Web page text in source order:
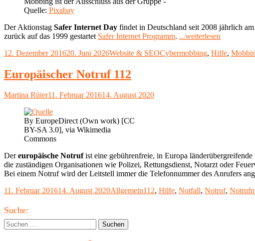
Quelle: Pixabay
Der Aktionstag Safer Internet Day findet in Deutschland seit 2008 jährlich
zurück auf das 1999 gestartet Safer Internet Programm. ...weiterlesen
–
Veröffentlicht
12. Dezember 201620. Juni 2026Kategorien
Website & SEOSchlagwörter
Cybermobbing, Hilfe,
Europäischer Notruf 112
Autor
Martina RüterVeröffentlicht
11. Februar 201614. August 2020
By EuropeDirect (Own work) [CC
BY-SA 3.0], via Wikimedia
Commons
Dereuropäische Notrufist eine gebührenfreie, in Europa
die zuständigen Organisationen wie Polizei, Rettungsdienst, Notarzt oder
Bei einem Notruf wird der Leitstell immer die Telefonnummer des Anrufers
Veröffentlicht
11. Februar 201614. August 2020Kategorien
AllgemeinSchlagwörter
112, Hilfe, Notfall, Notruf,
Haupt-
Seitenleiste
Suche:
Suchen
nach: